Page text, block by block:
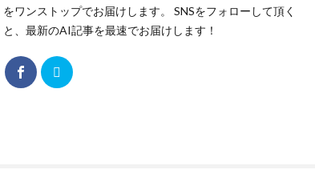
をワンストップでお届けします。 SNSをフォローして頂く
と、最新のAI記事を最速でお届けします！